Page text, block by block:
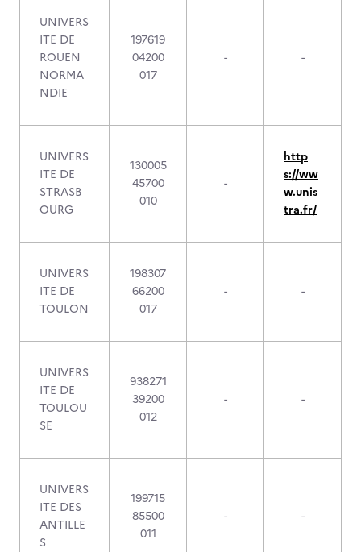
UNIVERS
ITE DE
ROUEN
NORMA
NDIE
197619
04200
017
- -
UNIVERS
ITE DE
STRASB
OURG
130005
45700
010
-
http
s://ww
w.unis
tra.fr/
UNIVERS
ITE DE
TOULON
198307
66200
017
- -
UNIVERS
ITE DE
TOULOU
SE
938271
39200
012
- -
UNIVERS
ITE DES
ANTILLE
S
199715
85500
011
- -